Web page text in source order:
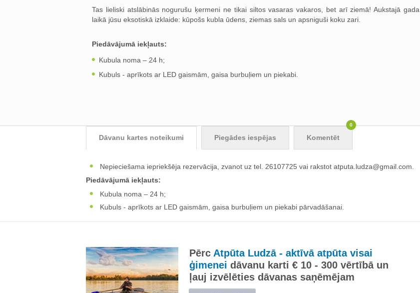
Tas lieliski atslābinās nogurušu ķermeni ne tikai siltos vasaras vakaros, bet arī ziemā! Aukstajā gada
laikā jūsu eksotiskā izklaide: kūpošs kubla ūdens, ziemas sals un apsniguši koku zari.
Piedāvājumā iekļauts:
Kubula noma – 24 h;
Kubuls - aprīkots ar LED gaismām, gaisa burbuļiem un piekabi.
Dāvanu kartes noteikumi Piegādes iespējas Komentēt
0
Nepieciešama iepriekšēja rezervācija, zvanot uz tel. 26107725 vai rakstot atputa.ludza@gmail.com
Piedāvājumā iekļauts:
Kubula noma – 24 h;
Kubuls - aprīkots ar LED gaismām, gaisa burbuļiem un piekabi pārvadāšanai.
Pērc Atpūta Ludzā - aktīvā atpūta visai
ģimenei dāvanu karti € 10 - 300 vērtībā un
ļauj izvēlēties dāvanas saņēmējam